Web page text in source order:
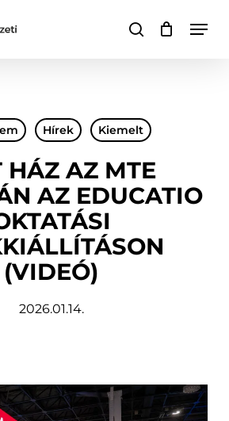
keresésKosár
Hírek Kiemelt
HÁZ AZ MTE
AZ EDUCATIO
(VIDEÓ)
2026.01.14.